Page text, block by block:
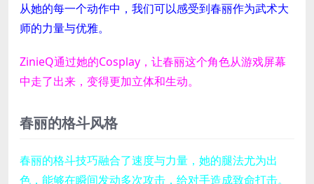
从她的每一个动作中，我们可以感受到春丽作为武术大
师的力量与优雅。
ZinieQ通过她的Cosplay，让春丽这个角色从游戏屏幕
中走了出来，变得更加立体和生动。
春丽的格斗风格
春丽的格斗技巧融合了速度与力量，她的腿法尤为出
色，能够在瞬间发动多次攻击，给对手造成致命打击。